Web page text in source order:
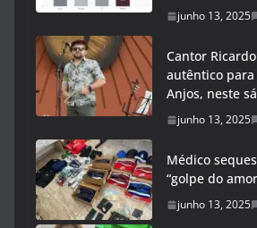
junho 13, 2025
Cantor
autêntico para
Anjos, neste
junho 13, 2025
Médico
“golpe do
junho 13, 2025